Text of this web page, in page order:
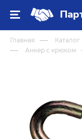
Главная Каталог
Анкер с крюком